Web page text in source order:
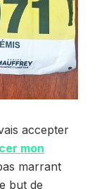
accepter
mon
marrant
but de